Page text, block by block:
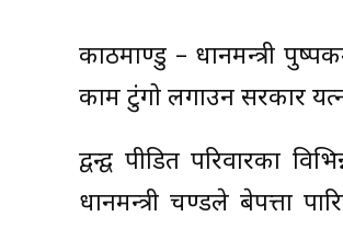
काठमाण्डु – प्रधानमन्त्री
काम टुंगो लगाउन सरकार
द्वन्द्व पीडित परिवारका
प्रधानमन्त्री प्रचण्डले